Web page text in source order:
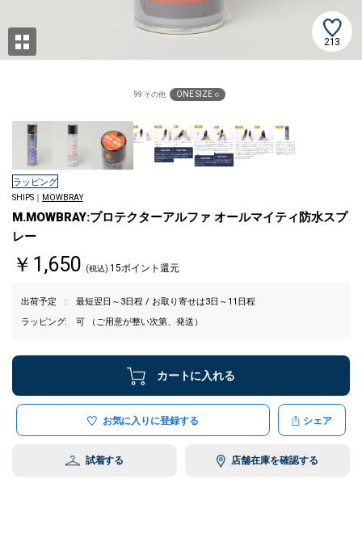
213
99 その他 ONE SIZE ○
ラッピング
SHIPS｜ MOWBRAY
M.MOWBRAY:プロテクターアルファ オールマイティ防水スプ
レー
￥1,650 (税込) 15ポイント還元
出荷予定
最短翌日～3日程 / お取り寄せは3日～11日程
ラッピング
可 （ご用意が整い次第、発送）
カートに入れる
お気に入りに登録する シェア
試着する 店舗在庫を確認する